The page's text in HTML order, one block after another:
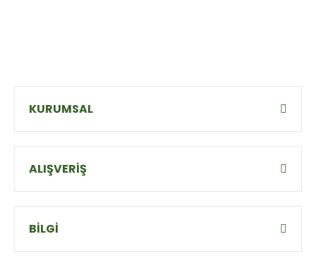
KURUMSAL
ALIŞVERİŞ
BİLGİ